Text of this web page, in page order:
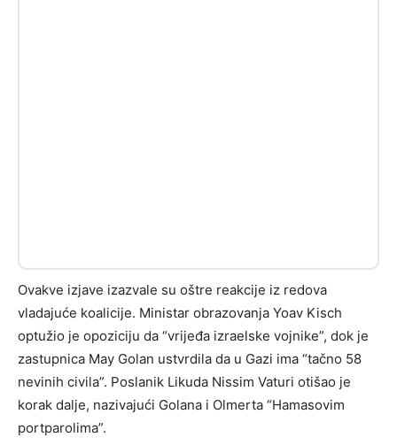
Ovakve izjave izazvale su oštre reakcije iz redova
vladajuće koalicije. Ministar obrazovanja Yoav Kisch
optužio je opoziciju da “vrijeđa izraelske vojnike”, dok je
zastupnica May Golan ustvrdila da u Gazi ima “tačno 58
nevinih civila”. Poslanik Likuda Nissim Vaturi otišao je
korak dalje, nazivajući Golana i Olmerta “Hamasovim
portparolima”.